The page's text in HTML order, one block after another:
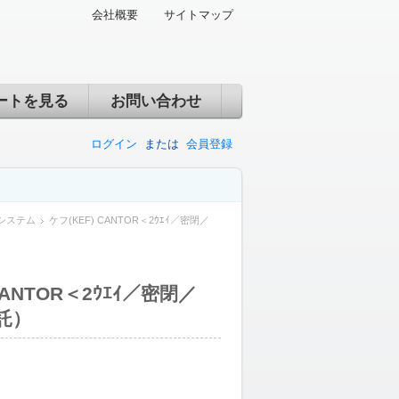
会社概要 サイトマップ
トを見る お問い合わせ
ログイン または 会員登録
ステム ケフ(KEF) CANTOR＜2ｳｴｲ／密閉／
＜2ｳｴｲ／密閉／